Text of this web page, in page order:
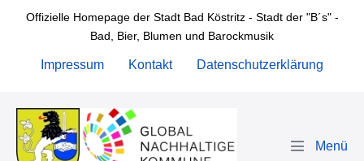
Offizielle Homepage der Stadt Bad Köstritz - Stadt der "B´s" -
Bad, Bier, Blumen und Barockmusik
Impressum Kontakt Datenschutzerklärung
Menü-